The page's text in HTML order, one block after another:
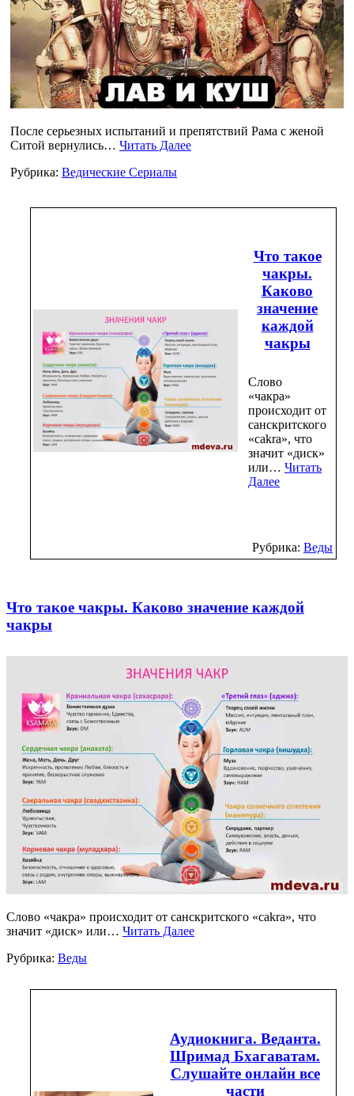
После серьезных испытаний и препятствий Рама с женой
Ситой вернулись… Читать Далее
Рубрика: Ведические Сериалы
Что такое
чакры.
Каково
значение
каждой
чакры
Слово
«чакра»
происходит от
санскритского
«cakra», что
значит «диск»
или… Читать
Далее
Рубрика: Веды
Что такое чакры. Каково значение каждой
чакры
Слово «чакра» происходит от санскритского «cakra», что
значит «диск» или… Читать Далее
Рубрика: Веды
Аудиокнига. Веданта.
Шримад Бхагаватам.
Слушайте онлайн все
части